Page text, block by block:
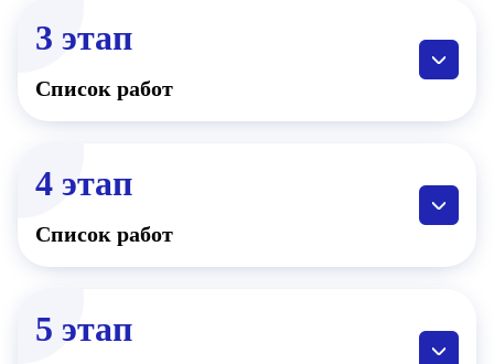
3 этап
Список работ
4 этап
Список работ
5 этап